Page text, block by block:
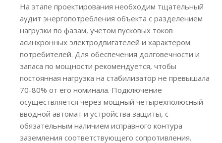
На этапе проектирования необходим тщательный
аудит энергопотребления объекта с разделением
нагрузки по фазам, учетом пусковых токов
асинхронных электродвигателей и характером
потребителей. Для обеспечения долговечности и
запаса по мощности рекомендуется, чтобы
постоянная нагрузка на стабилизатор не превышала
70-80% от его номинала. Подключение
осуществляется через мощный четырехполюсный
вводной автомат и устройства защиты, с
обязательным наличием исправного контура
заземления соответствующего сопротивления.